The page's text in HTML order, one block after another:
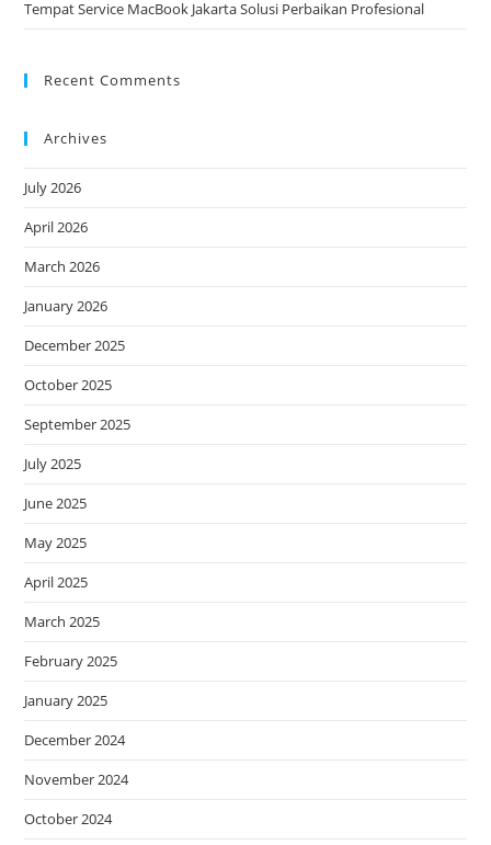
Tempat Service MacBook Jakarta Solusi Perbaikan Profesional
Recent Comments
Archives
July 2026
April 2026
March 2026
January 2026
December 2025
October 2025
September 2025
July 2025
June 2025
May 2025
April 2025
March 2025
February 2025
January 2025
December 2024
November 2024
October 2024